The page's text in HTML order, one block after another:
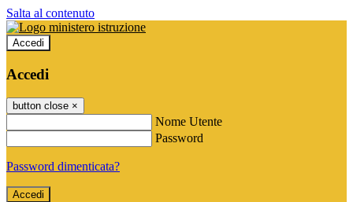
Salta al contenuto
Accedi
Accedi
button close ×
Nome Utente
Password
Password dimenticata?